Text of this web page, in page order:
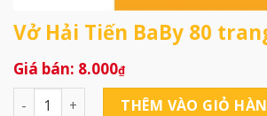
Vở Hải Tiến BaBy 80
8.000₫
Vở Hải Tiến BaBy 80 trang số lượng
THÊM VÀO GIỎ